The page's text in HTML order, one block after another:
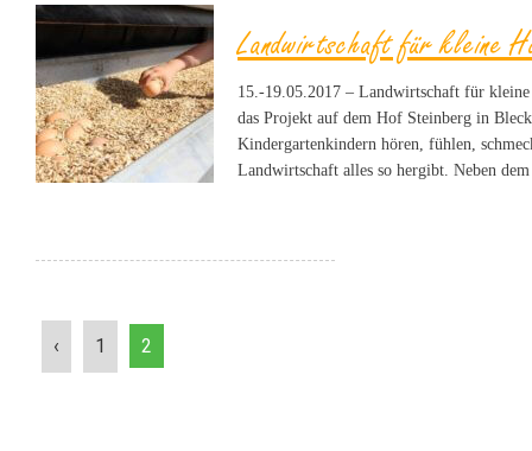
Landwirtschaft für kleine
15.-19.05.2017 – Landwirtschaft für
das Projekt auf dem Hof Steinberg in
Kindergartenkindern hören, fühlen,
Landwirtschaft alles so hergibt. Neben
‹ 1 2